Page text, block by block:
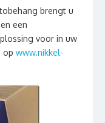
brengt u
een
voor in uw
op www.nikkel-